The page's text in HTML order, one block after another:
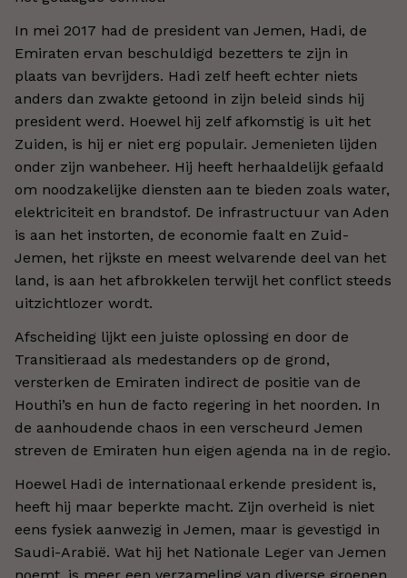
In mei 2017 had de president van Jemen, Hadi, de
Emiraten ervan beschuldigd bezetters te zijn in
plaats van bevrijders. Hadi zelf heeft echter niets
anders dan zwakte getoond in zijn beleid sinds hij
president werd. Hoewel hij zelf afkomstig is uit het
Zuiden, is hij er niet erg populair. Jemenieten lijden
onder zijn wanbeheer. Hij heeft herhaaldelijk gefaald
om noodzakelijke diensten aan te bieden zoals water,
elektriciteit en brandstof. De infrastructuur van Aden
is aan het instorten, de economie faalt en Zuid-
Jemen, het rijkste en meest welvarende deel van het
land, is aan het afbrokkelen terwijl het conflict steeds
uitzichtlozer wordt.
Afscheiding lijkt een juiste oplossing en door de
Transitieraad als medestanders op de grond,
versterken de Emiraten indirect de positie van de
Houthi’s en hun de facto regering in het noorden. In
de aanhoudende chaos in een verscheurd Jemen
streven de Emiraten hun eigen agenda na in de regio.
Hoewel Hadi de internationaal erkende president is,
heeft hij maar beperkte macht. Zijn overheid is niet
eens fysiek aanwezig in Jemen, maar is gevestigd in
Saudi-Arabië. Wat hij het Nationale Leger van Jemen